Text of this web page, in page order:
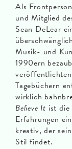
Als
und Mitglied
Sean DeLear
Musik- und
1990ern
Tagebüchern
wirklich
Believe It ist
Erfahrungen
kreativ, der
Stil findet.